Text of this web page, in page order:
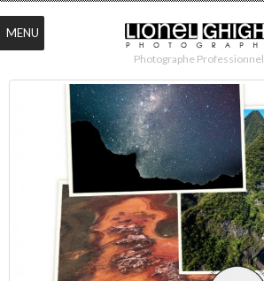
Photographe Professionnel
MENU